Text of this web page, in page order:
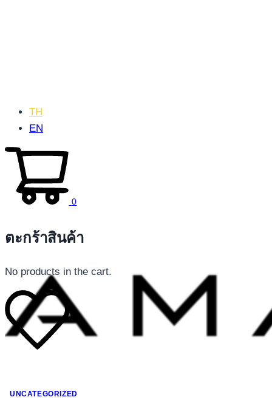
โทรศัพท์มือถือ
TH
EN
0
ตะกร้าสินค้า
No products in the cart.
UNCATEGORIZED